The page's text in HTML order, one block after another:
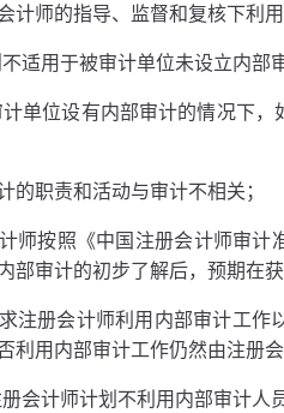
计师的指导、监督和复核下利
适用于被审计单位未设立内部
单位设有内部审计的情况下
的职责和活动与审计不相关；
计师按照《中国注册会计师审
部审计的初步了解后，预期在
注册会计师利用内部审计工
利用内部审计工作仍然由注册
会计师计划不利用内部审计人